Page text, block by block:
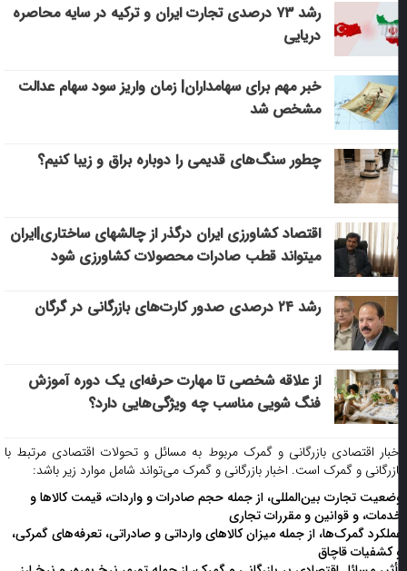
رشد ۷۳ درصدی تجارت ایران و ترکیه در سایه محاصره
دریایی
خبر مهم برای سهامداران| زمان واریز سود سهام عدالت
مشخص شد
چطور سنگ‌های قدیمی را دوباره براق و زیبا کنیم؟
اقتصاد کشاورزی ایران درگذر از چالشهای ساختاری|ایران
میتواند قطب صادرات محصولات کشاورزی شود
رشد ۲۴ درصدی صدور کارت‌های بازرگانی در گرگان
از علاقه شخصی تا مهارت حرفه‌ای یک دوره آموزش
فنگ شویی مناسب چه ویژگی‌هایی دارد؟
اقتصادی بازرگانی و گمرک مربوط به مسائل و تحولات اقتصادی مرتبط با
و گمرک است. اخبار بازرگانی و گمرک می‌تواند شامل موارد زیر باشد:
تجارت بین‌المللی، از جمله حجم صادرات و واردات، قیمت کالاها و
و قوانین و مقررات تجاری
گمرک‌ها، از جمله میزان کالاهای وارداتی و صادراتی، تعرفه‌های گمرکی،
کشفیات قاچاق